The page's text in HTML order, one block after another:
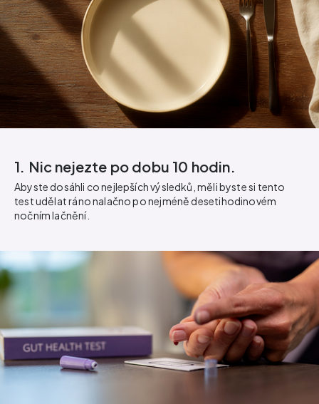
1. Nic nejezte po dobu 10 hodin.
Abyste dosáhli co nejlepších výsledků, měli byste si tento
test udělat ráno nalačno po nejméně desetihodinovém
nočním lačnění.